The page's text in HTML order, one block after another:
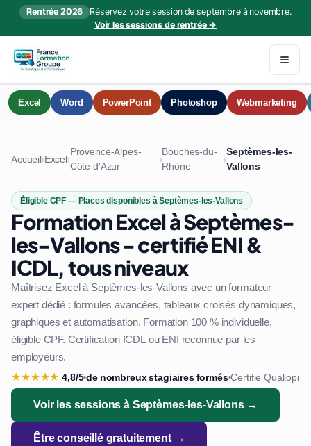
Rentrée 2026
Réservez votre session de septembre à novembre.
Voir les sessions de rentrée →
Excel Word PowerPoint Photoshop Webmarketing
Accueil›Excel›
Provence-Alpes-
Côte d'Azur
›
Bouches-du-
Rhône
›
Septèmes-les-
Vallons
Éligible CPF — Places disponibles à Septèmes-les-Vallons
Formation Excel à Septèmes-
les-Vallons - certifié ENI &
ICDL, tous niveaux
Maîtrisez Excel à Septèmes-les-Vallons avec un formateur
expert dédié : formules avancées, tableaux croisés dynamiques,
graphiques et automatisation. Formation 100 % individuelle,
éligible CPF. Certification ICDL ou ENI reconnue par les
employeurs.
★★★★★ 4,8/5•de nombreux stagiaires formés•Certifié Qualiopi
Voir les sessions à Septèmes-les-Vallons →
Être conseillé gratuitement →